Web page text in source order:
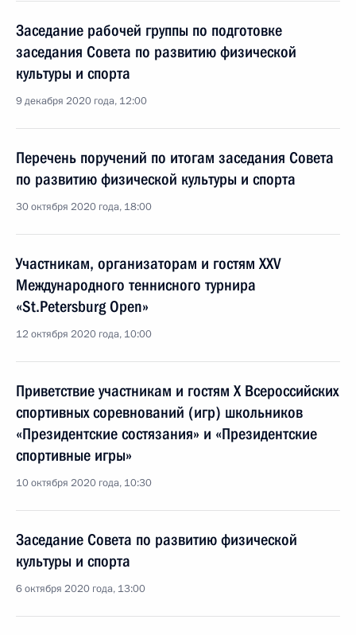
Заседание рабочей группы по подготовке
заседания Совета по развитию физической
культуры и спорта
9 декабря 2020 года, 12:00
Перечень поручений по итогам заседания Совета
по развитию физической культуры и спорта
30 октября 2020 года, 18:00
Участникам, организаторам и гостям XXV
Международного теннисного турнира
«St.Petersburg Open»
12 октября 2020 года, 10:00
Приветствие участникам и гостям X Всероссийских
спортивных соревнований (игр) школьников
«Президентские состязания» и «Президентские
спортивные игры»
10 октября 2020 года, 10:30
Заседание Совета по развитию физической
культуры и спорта
6 октября 2020 года, 13:00